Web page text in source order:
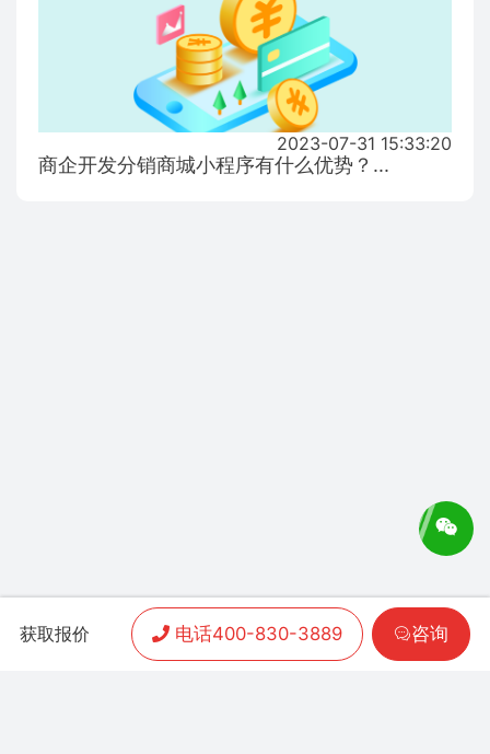
2023-07-31 15:33:20
商企开发分销商城小程序有什么优势？...
获取报价 电话400-830-3889 咨询